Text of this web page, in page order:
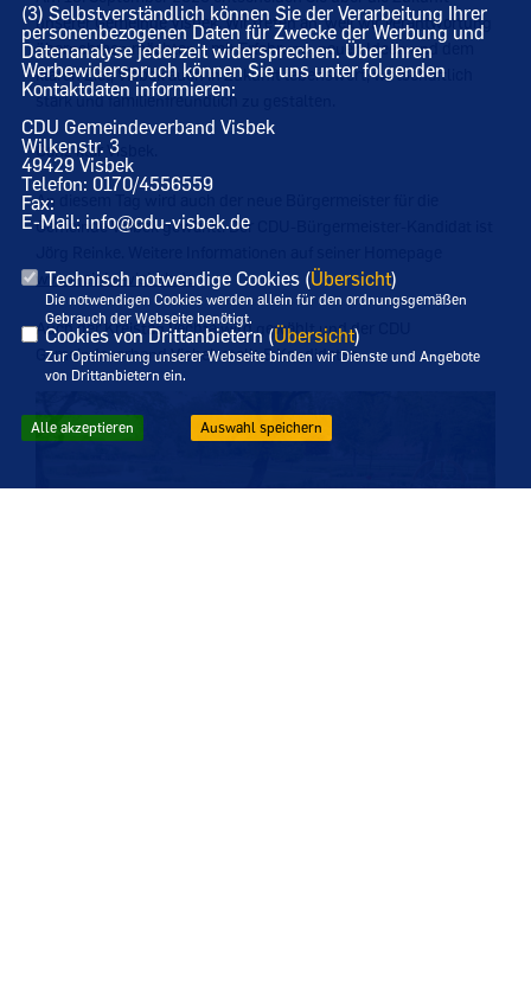
unserer Gemeinde Visbek. Wir treten an, weil wir Verantwortung
übernehmen möchten – mit Erfahrung, neuen Ideen und dem
klaren Ziel, Visbek auch in Zukunft lebenswert, wirtschaftlich
stark und familienfreundlich zu gestalten.
Ganz klar Visbek.
An diesem Tag wird auch der neue Bürgermeister für die
Gemeinde Visbek gewählt. Der CDU-Bürgermeister-Kandidat ist
www.reinke-visbek.de
Auch der Kreistag Vechta wird gewählt und der CDU
Gemeindeverband Visbek stellt 5 Kandidaten.
(3) Selbstverständlich können Sie der Verarbeitung Ihrer
personenbezogenen Daten für Zwecke der Werbung und
Datenanalyse jederzeit widersprechen. Über Ihren
Werbewiderspruch können Sie uns unter folgenden
Kontaktdaten informieren:
CDU Gemeindeverband Visbek
Wilkenstr. 3
49429 Visbek
Telefon: 0170/4556559
Fax:
E-Mail: info@cdu-visbek.de
Technisch notwendige Cookies (Übersicht)
Die notwendigen Cookies werden allein für den ordnungsgemäßen
Gebrauch der Webseite benötigt.
Cookies von Drittanbietern (Übersicht)
Zur Optimierung unserer Webseite binden wir Dienste und Angebote
von Drittanbietern ein.
Alle akzeptieren Auswahl speichern